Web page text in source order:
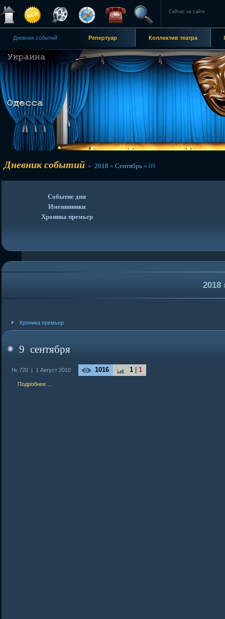
Сейчас на сайте
Дневник событий Репертуар Коллектив театра
Дневник событий » 2018 » Сентябрь » 09
Событие дня
Именинники
Хроника премьер
2018
Хроника премьер
9 сентября
№ 720 | 1 Август 2010 1016 1 1
Подробнее ...